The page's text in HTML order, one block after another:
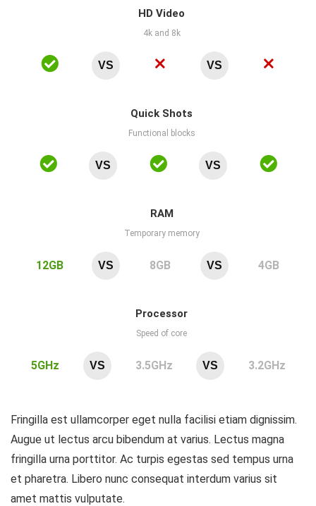
HD Video
4k and 8k
VS VS
Quick Shots
Functional blocks
VS VS
RAM
Temporary memory
12GB VS 8GB VS 4GB
Processor
Speed of core
5GHz VS 3.5GHz VS 3.2GHz
Fringilla est ullamcorper eget nulla facilisi etiam dignissim.
Augue ut lectus arcu bibendum at varius. Lectus magna
fringilla urna porttitor. Ac turpis egestas sed tempus urna
et pharetra. Libero nunc consequat interdum varius sit
amet mattis vulputate.